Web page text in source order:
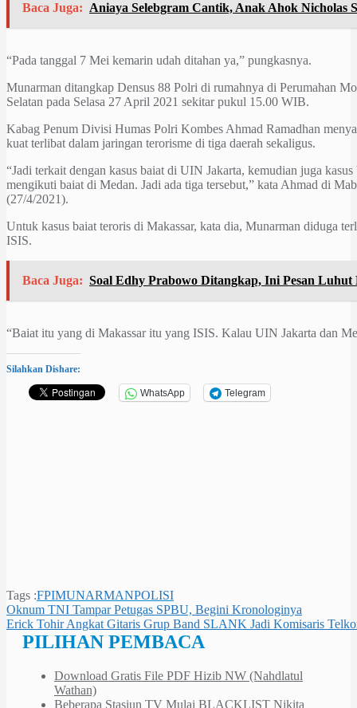
Baca Juga: Aniaya Selebgram Cantik, Anak Ahok Nicholas
“Pada tanggal 7 Mei kemarin udah ditahan ya,” pungkasnya.
Munarman ditangkap Densus 88 Polri di rumahnya di Perumahan
Selatan pada Selasa 27 April 2021 sekitar pukul 15.00 WIB.
Kabag Penum Divisi Humas Polri Kombes Ahmad Ramadhan
kuat terlibat dalam jaringan terorisme di tiga daerah sekaligus.
“Jadi terkait dengan kasus baiat di UIN Jakarta, kemudian juga kasus
mengikuti baiat di Medan. Jadi ada tiga tersebut,” kata Ahmad di
(27/4/2021).
Untuk kasus baiat teroris di Makassar, kata dia, Munarman diduga
ISIS.
Baca Juga: Soal Edhy Prabowo Ditangkap, Ini Pesan Luhut
“Baiat itu yang di Makassar itu yang ISIS. Kalau UIN Jakarta dan
Silahkan Dishare:
WhatsApp Telegram
Tags :FPIMUNARMANPOLISI
Navigasi
pos
Oknum TNI Tampar Petugas SPBU, Begini Kronologinya
Erick Tohir Angkat Gitaris Grup Band SLANK Jadi Komisaris
PILIHAN PEMBACA
Download Gratis File PDF Hizib NW (Nahdlatul
Wathan)
Beberapa Stasiun TV Mulai BLACKLIST Nikita